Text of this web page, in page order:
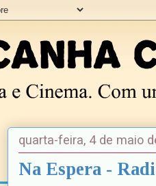
quarta-feira, 4 de maio
Na Espera -